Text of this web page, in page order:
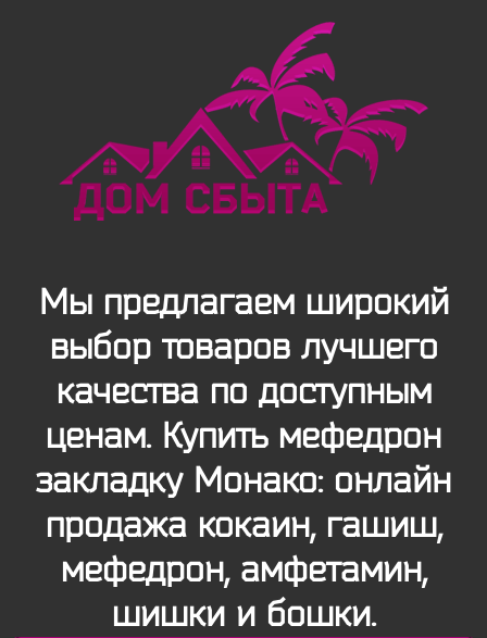
Мы предлагаем широкий
выбор товаров лучшего
качества по доступным
ценам. Купить мефедрон
закладку Монако: онлайн
продажа кокаин, гашиш,
мефедрон, амфетамин,
шишки и бошки.